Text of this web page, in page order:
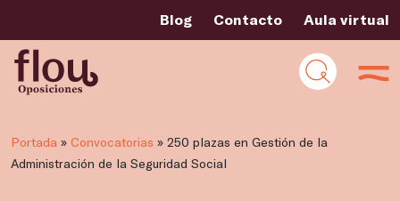
Blog Contacto Aula virtual
Portada » Convocatorias » 250 plazas en Gestión de la
Administración de la Seguridad Social